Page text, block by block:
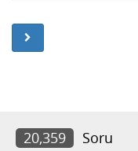
20,359 Soru